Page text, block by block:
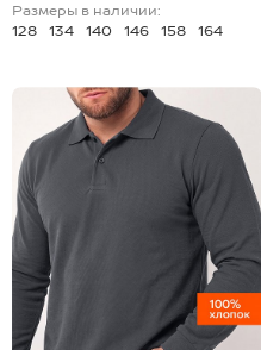
Размеры в наличии:
128
134 140 146 158 164